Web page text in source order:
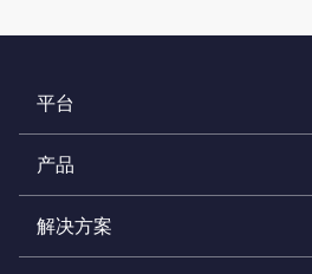
平台
产品
解决方案